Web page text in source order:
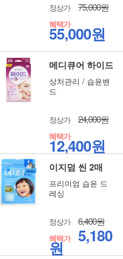
정상가 75,000원
혜택가
55,000원
처관리 습윤밴드메디큐어 하이드
상처관리 / 습윤밴
드
정상가 24,000원
혜택가
12,400원
10g 이지덤 씬 2매
프리미엄 습윤 드
레싱
정상가 6,400원
혜택가 5,180
원